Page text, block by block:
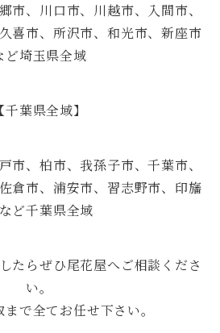
市、川口市、川越市、入間市、
喜市、所沢市、和光市、新座市
ど埼玉県全域
【千葉県全域】
市、柏市、我孫子市、千葉市、
倉市、浦安市、習志野市、印旛
ど千葉県全域
たらぜひ尾花屋へご相談くださ
い。
で全てお任せ下さい。